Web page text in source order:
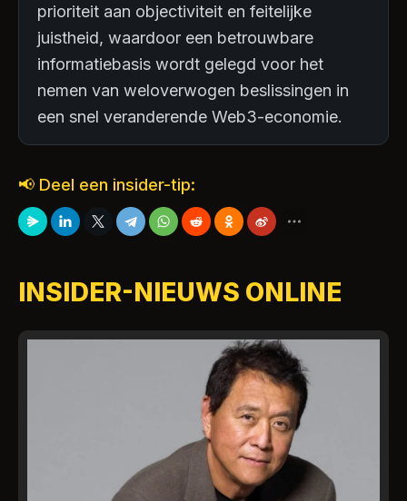
prioriteit aan objectiviteit en feitelijke
juistheid, waardoor een betrouwbare
informatiebasis wordt gelegd voor het
nemen van weloverwogen beslissingen in
een snel veranderende Web3-economie.
📢 Deel een insider-tip:
INSIDER-NIEUWS ONLINE